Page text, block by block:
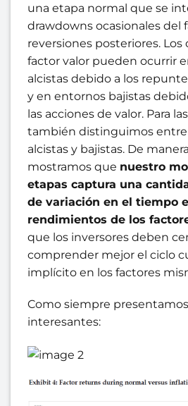
una etapa normal que se
drawdowns ocasionales del
reversiones posteriores.
factor valor pueden ocurrir
alcistas debido a los
y en entornos bajistas
las acciones de valor. Para
también distinguimos
alcistas y bajistas. De
mostramos que nuestro
etapas captura una
de variación en el tiempo
rendimientos de los
que los inversores deben
comprender mejor el ciclo
implícito en los factores
Como siempre
interesantes: